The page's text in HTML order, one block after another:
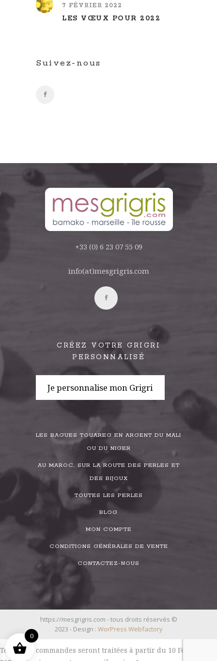
7 FÉVRIER 2022
LES VŒUX POUR 2022
Suivez-nous
+33 (0) 6 23 07 55 09
info(at)mesgrigris.com
CRÉEZ VOTRE GRIGRI
PERSONNALISÉ
Je personnalise mon Grigri
LES BAGUES TOUAREG EN ARGENT DU MALI
OU DU NIGER
AU MAROC, SUR LA ROUTE DES PERLES ET
DES BIJOUX
TOUTES LES PERLES
BLOG
MON COMPTE
CONDITIONS GÉNÉRALES DE VENTE
CONTACTEZ-NOUS
https://mesgrigris.com - tous droits réservés ©
2023 - Design : WorPress Webfactory
Toutes les commandes seront traitées à partir du 10 Février
0